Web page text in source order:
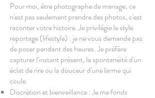
Pour moi, être photographe de mariage, ce
n'est pas seulement prendre des photos, c'est
raconter votre histoire. Je privilégie le style
reportage (lifestyle) : je ne vous demande pas
de poser pendant des heures. Je préfère
capturer l'instant présent, la spontanéité d'un
éclat de rire ou la douceur d'une larme qui
coule.
Discrétion et bienveillance : Je me fonds